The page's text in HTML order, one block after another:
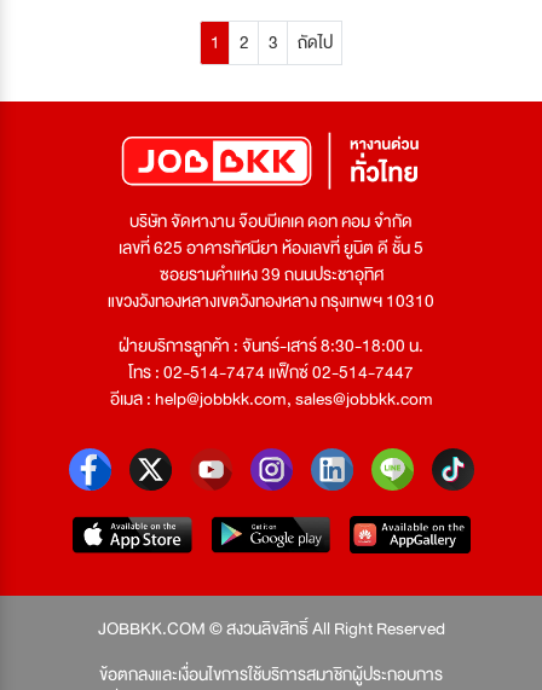
1 2 3 ถัดไป
บริษัท จัดหางาน จ๊อบบีเคเค ดอท คอม จำกัด
เลขที่ 625 อาคารทัศนียา ห้องเลขที่ ยูนิต ดี ชั้น 5
ซอยรามคำแหง 39 ถนนประชาอุทิศ
แขวงวังทองหลางเขตวังทองหลาง กรุงเทพฯ 10310
ฝ่ายบริการลูกค้า : จันทร์-เสาร์ 8:30-18:00 น.
โทร : 02-514-7474 แฟ็กซ์ 02-514-7447
อีเมล :help@jobbkk.com,sales@jobbkk.com
JOBBKK.COM © สงวนลิขสิทธิ์ All Right Reserved
ข้อตกลงและเงื่อนไขการใช้บริการสมาชิกผู้ประกอบการ